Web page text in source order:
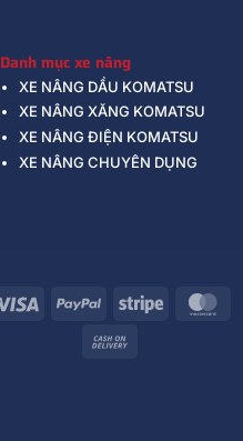
Danh mục xe nâng
XE NÂNG DẦU KOMATSU
XE NÂNG XĂNG KOMATSU
XE NÂNG ĐIỆN KOMATSU
XE NÂNG CHUYÊN DỤNG
Visa PayPal Stripe